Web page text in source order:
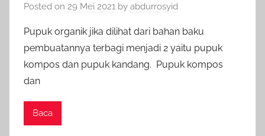
Posted on 29 Mei 2021 by abdurrosyid
Pupuk organik jika dilihat dari bahan baku
pembuatannya terbagi menjadi 2 yaitu pupuk
kompos dan pupuk kandang. Pupuk kompos
dan
Baca